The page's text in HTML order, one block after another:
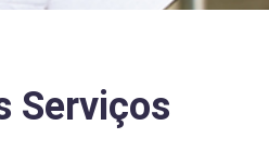
Serviços